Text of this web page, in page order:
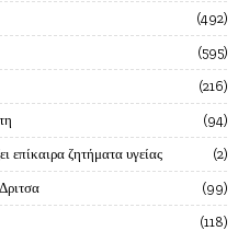
492
595
216
94
επίκαιρα ζητήματα υγείας 2
99
118